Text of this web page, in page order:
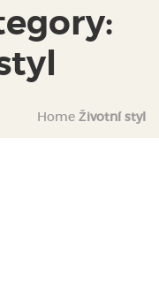
Home Životní styl